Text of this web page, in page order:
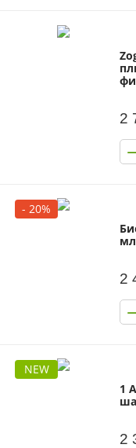
2
−
- 20%
мл
2
−
NEW
1
2